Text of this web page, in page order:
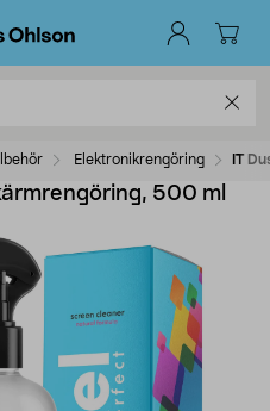
Elektronikrengöring IT
500 ml